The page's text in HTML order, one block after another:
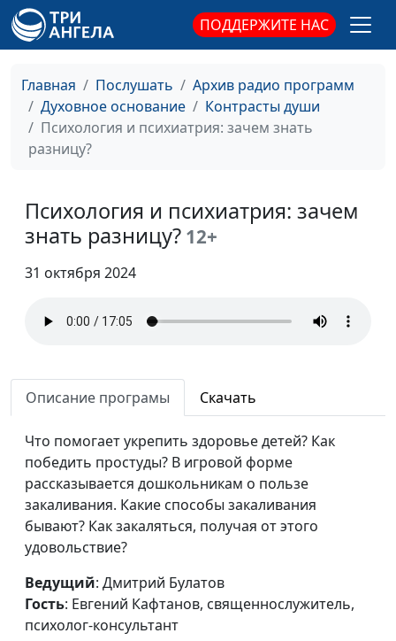
ПОДДЕРЖИТЕ НАС
Главная Послушать
Архив радио программ
Духовное основание
Контрасты души
Психология и психиатрия: зачем знать
разницу?
Психология и психиатрия: зачем
знать разницу? 12+
31 октября 2024
Описание програмы Скачать
Что помогает укрепить здоровье детей? Как
победить простуды? В игровой форме
рассказывается дошкольникам о пользе
закаливания. Какие способы закаливания
бывают? Как закаляться, получая от этого
удовольствие?
Ведущий: Дмитрий Булатов
Гость: Евгений Кафтанов, священнослужитель,
психолог-консультант
будущее?
Евгений Кафтанов,
священнослужитель,
Вина, стыд и покаяние
Дмитрий Булатов,
Евгений Кафтанов,
Евгений Кафтанов,
священнослужитель,
живая вера
Евгений Кафтанов,
Как защититься от
Дмитрий Булатов,
Евгений Кафтанов,
священнослужитель,
психолог-консультант
Депрессия у
христианина — это
Дмитрий Булатов,
священнослужитель,
Моя психика и моя вера
в Бога
Дмитрий Булатов,
Евгений Кафтанов,